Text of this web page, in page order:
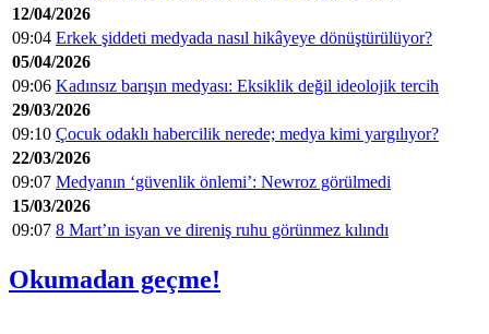
12/04/2026
09:04 Erkek şiddeti medyada nasıl hikâyeye dönüştürülüyor?
05/04/2026
09:06 Kadınsız barışın medyası: Eksiklik değil ideolojik tercih
29/03/2026
09:10 Çocuk odaklı habercilik nerede; medya kimi yargılıyor?
22/03/2026
09:07 Medyanın ‘güvenlik önlemi’: Newroz görülmedi
15/03/2026
09:07 8 Mart’ın isyan ve direniş ruhu görünmez kılındı
Okumadan geçme!